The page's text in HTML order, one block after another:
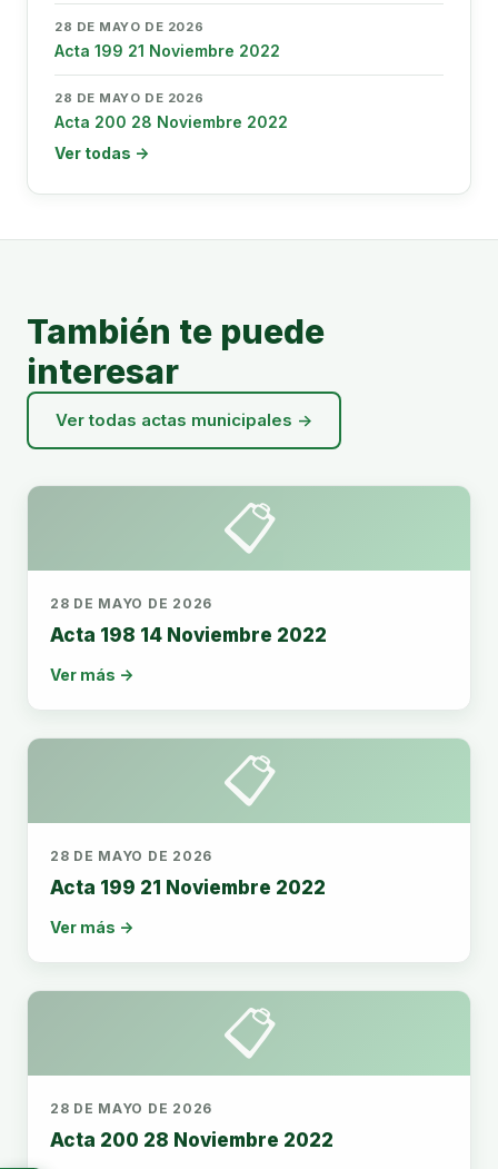
28 DE MAYO DE 2026
Acta 199 21 Noviembre 2022
28 DE MAYO DE 2026
Acta 200 28 Noviembre 2022
Ver todas →
También te puede
interesar
Ver todas actas municipales →
📋
28 DE MAYO DE 2026
Acta 198 14 Noviembre 2022
Ver más →
📋
28 DE MAYO DE 2026
Acta 199 21 Noviembre 2022
Ver más →
📋
28 DE MAYO DE 2026
Acta 200 28 Noviembre 2022